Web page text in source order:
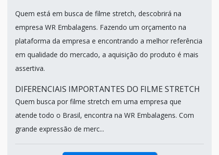
Quem está em busca de filme stretch, descobrirá na
empresa WR Embalagens. Fazendo um orçamento na
plataforma da empresa e encontrando a melhor referência
em qualidade do mercado, a aquisição do produto é mais
assertiva.
DIFERENCIAIS IMPORTANTES DO FILME STRETCH
Quem busca por filme stretch em uma empresa que
atende todo o Brasil, encontra na WR Embalagens. Com
grande expressão de merc...